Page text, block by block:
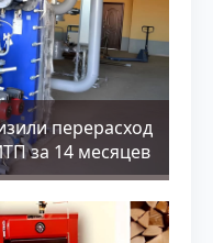
перерасход
за 14 месяцев